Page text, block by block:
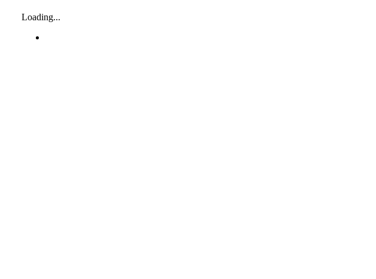
Loading...